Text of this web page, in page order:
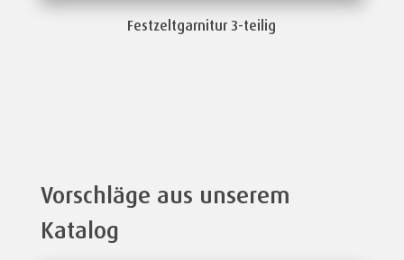
Festzeltgarnitur 3-teilig
Vorschläge aus unserem
Katalog